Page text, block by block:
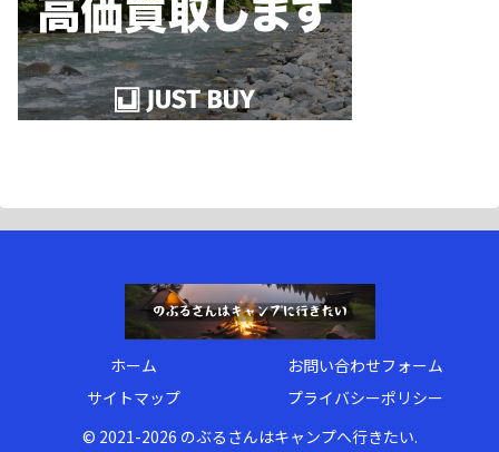
ホーム
お問い合わせフォーム
サイトマップ
プライバシーポリシー
© 2021-2026 のぶるさんはキャンプへ行きたい.